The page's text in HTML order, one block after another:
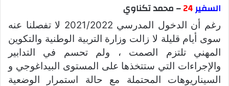
السفير24– محمد تكناوي
رغم أن الدخول المدرسي 2021/2022 لا تفصلنا عنه
سوى أيام قليلة لا زالت وزارة التربية الوطنية والتكوين
المهني تلتزم الصمت ، ولم تحسم في التدابير
والإجراءات التي ستتخذها على المستوى البيداغوجي و
السيناريوهات المحتملة مع حالة استمرار الوضعية